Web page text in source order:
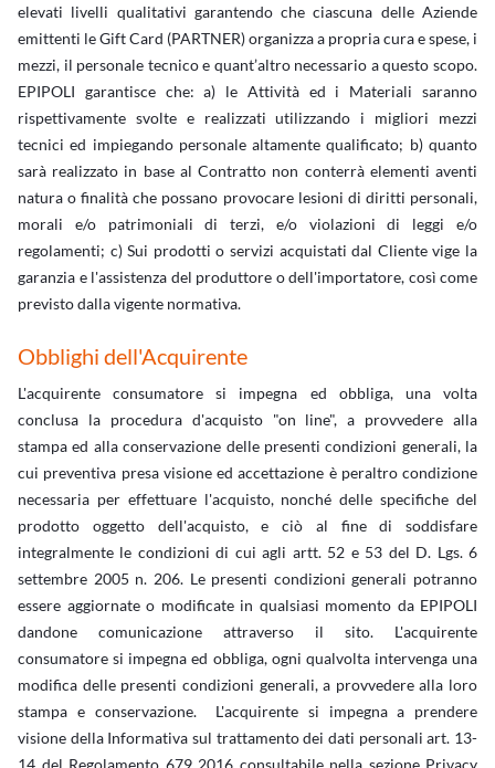
elevati livelli qualitativi garantendo che ciascuna delle Aziende
emittenti le Gift Card (PARTNER) organizza a propria cura e spese, i
mezzi, il personale tecnico e quant’altro necessario a questo scopo.
EPIPOLI garantisce che: a) le Attività ed i Materiali saranno
rispettivamente svolte e realizzati utilizzando i migliori mezzi
tecnici ed impiegando personale altamente qualificato; b) quanto
sarà realizzato in base al Contratto non conterrà elementi aventi
natura o finalità che possano provocare lesioni di diritti personali,
morali e/o patrimoniali di terzi, e/o violazioni di leggi e/o
regolamenti; c) Sui prodotti o servizi acquistati dal Cliente vige la
garanzia e l'assistenza del produttore o dell'importatore, così come
previsto dalla vigente normativa.
Obblighi dell'Acquirente
L'acquirente consumatore si impegna ed obbliga, una volta
conclusa la procedura d'acquisto "on line", a provvedere alla
stampa ed alla conservazione delle presenti condizioni generali, la
cui preventiva presa visione ed accettazione è peraltro condizione
necessaria per effettuare l'acquisto, nonché delle specifiche del
prodotto oggetto dell'acquisto, e ciò al fine di soddisfare
integralmente le condizioni di cui agli artt. 52 e 53 del D. Lgs. 6
settembre 2005 n. 206. Le presenti condizioni generali potranno
essere aggiornate o modificate in qualsiasi momento da EPIPOLI
dandone comunicazione attraverso il sito. L'acquirente
consumatore si impegna ed obbliga, ogni qualvolta intervenga una
modifica delle presenti condizioni generali, a provvedere alla loro
stampa e conservazione. L'acquirente si impegna a prendere
visione della Informativa sul trattamento dei dati personali art. 13-
14 del Regolamento 679 2016 consultabile nella sezione Privacy